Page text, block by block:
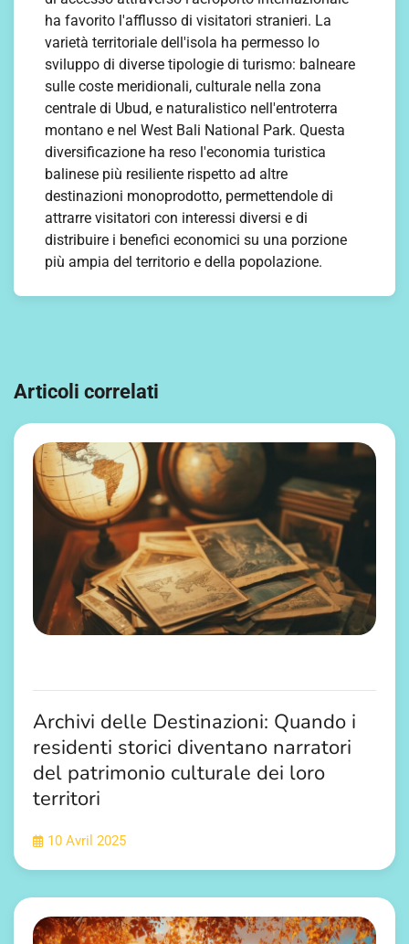
ha favorito l'afflusso di visitatori stranieri. La
varietà territoriale dell'isola ha permesso lo
sviluppo di diverse tipologie di turismo: balneare
sulle coste meridionali, culturale nella zona
centrale di Ubud, e naturalistico nell'entroterra
montano e nel West Bali National Park. Questa
diversificazione ha reso l'economia turistica
balinese più resiliente rispetto ad altre
destinazioni monoprodotto, permettendole di
attrarre visitatori con interessi diversi e di
distribuire i benefici economici su una porzione
più ampia del territorio e della popolazione.
de
Articoli correlati
Archivi delle Destinazioni: Quando i
residenti storici diventano narratori
del patrimonio culturale dei loro
territori
10 Avril 2025